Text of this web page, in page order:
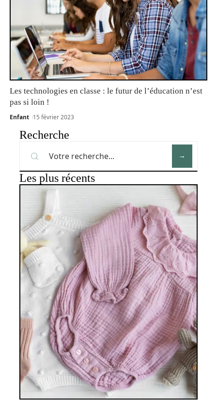
Les technologies en classe : le futur de l’éducation n’est
pas si loin !
Enfant 15 février 2023
Recherche
Les plus récents